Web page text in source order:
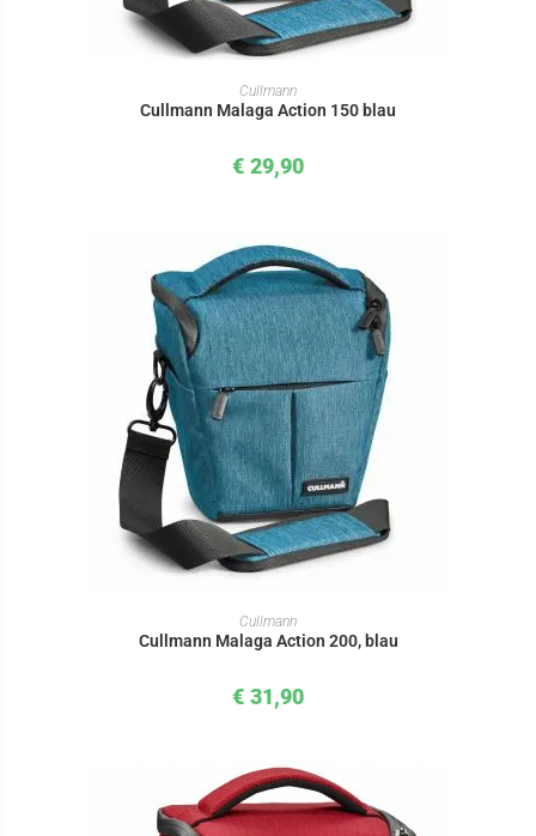
IN DEN WARENKORB
Cullmann
Cullmann Malaga Action 150 blau
€ 29,90
IN DEN WARENKORB
Cullmann
Cullmann Malaga Action 200, blau
€ 31,90